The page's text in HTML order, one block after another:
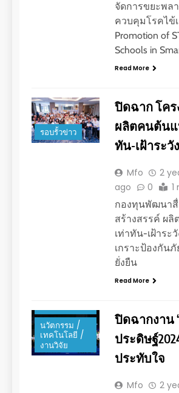
จัดการขยะพล
ควบคุมโรคไข้
Promotion of
Schools in
Read More
รอบรั้วข่าว
ปิดฉาก โค
ผลิตคนต้นแ
ทัน-เฝ้าระวั
Mfo
2
ago
0 1
กองทุนพัฒนา
สร้างสรรค์ ผ
เท่าทัน-เฝ้าระ
เกราะป้องกันภั
ยั่งยืน
Read More
ประชาสัมพันธ์
นวัตกรรม /
เทคโนโลยี /
งานวิจัย
ปิดฉากงาน
ประดิษฐ์
ประทับใจ
Mfo
2